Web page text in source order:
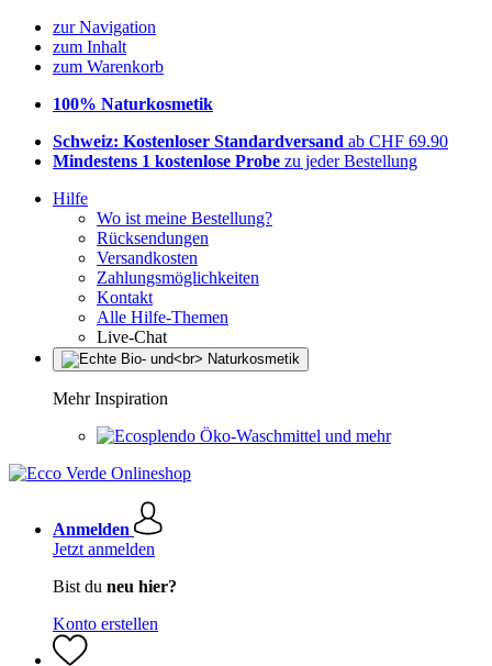
zur Navigation
zum Inhalt
zum Warenkorb
100% Naturkosmetik
Schweiz: Kostenloser Standardversand ab CHF 69.90
Mindestens 1 kostenlose Probe zu jeder Bestellung
Hilfe
Wo ist meine Bestellung?
Rücksendungen
Versandkosten
Zahlungsmöglichkeiten
Kontakt
Alle Hilfe-Themen
Live-Chat
Mehr Inspiration
Öko-Waschmittel und mehr
Anmelden
Jetzt anmelden
Bist du neu hier?
Konto erstellen